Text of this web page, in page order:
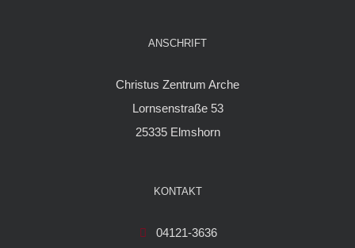
ANSCHRIFT
Christus Zentrum Arche
Lornsenstraße 53
25335 Elmshorn
KONTAKT
04121-3636